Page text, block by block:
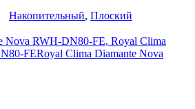
Накопительный, Плоский